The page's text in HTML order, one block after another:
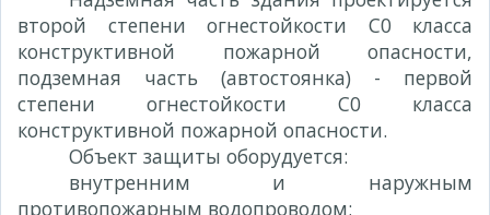
второй степени огнестойкости С0 класса
конструктивной пожарной опасности,
подземная часть (автостоянка) - первой
степени огнестойкости С0 класса
конструктивной пожарной опасности.
Объект защиты оборудуется:
внутренним и наружным
противопожарным водопроводом;